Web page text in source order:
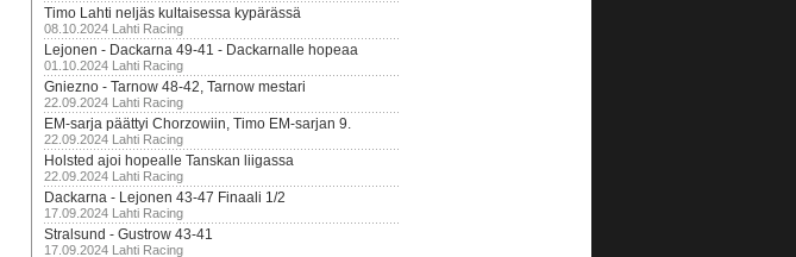
Timo Lahti neljäs kultaisessa kypärässä
08.10.2024 Lahti Racing
Lejonen - Dackarna 49-41 - Dackarnalle hopeaa
01.10.2024 Lahti Racing
Gniezno - Tarnow 48-42, Tarnow mestari
22.09.2024 Lahti Racing
EM-sarja päättyi Chorzowiin, Timo EM-sarjan 9.
22.09.2024 Lahti Racing
Holsted ajoi hopealle Tanskan liigassa
22.09.2024 Lahti Racing
Dackarna - Lejonen 43-47 Finaali 1/2
17.09.2024 Lahti Racing
Stralsund - Gustrow 43-41
17.09.2024 Lahti Racing